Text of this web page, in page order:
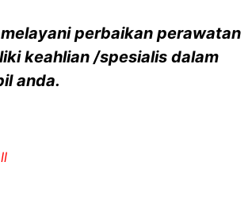
perbaikan perawatan
keahlian /spesialis dalam
anda.